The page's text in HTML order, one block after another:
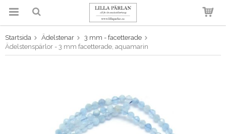
Produkten har blivit tillagd i
varukorgen
Startsida Ädelstenar
3 mm - facetterade
Ädelstenspärlor - 3 mm facetterade, aquamarin